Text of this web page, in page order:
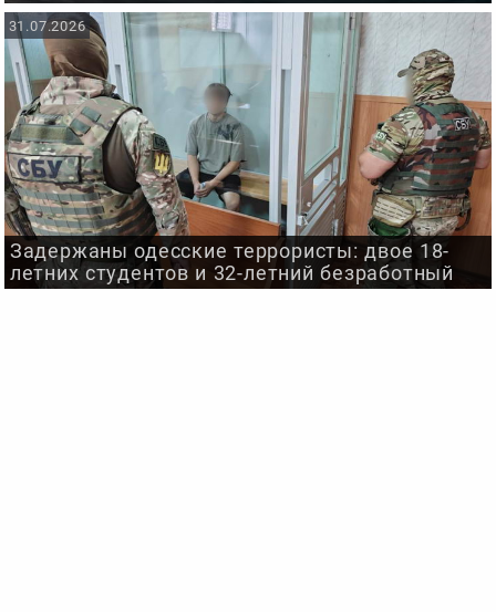
Задержаны одесские террористы: двое 18-
летних студентов и 32-летний безработный
31.07.2026